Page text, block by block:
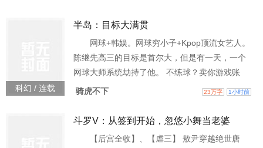
有些不同 “我就是做了道菜而已，怎么就是违规者
好奇道：“你做了道什么菜？”陆离害羞一笑：“爆
炒原始蛊。”在他的身后，碧游村旧址发出一阵轰
鸣声，随后
科幻 / 连载
半岛：目标大满贯
网球+韩娱。网球穷小子+Kpop顶流女艺人。
陈继先高三的目标是首尔大，但是有一天，一个
网球大师系统劫持了他。 不练球？卖你游戏账
号！还不练球？卖你假房子！陈继先只能一边苦
主：裴珠泫、柳智敏、待定……
骑虎不下 23万字 1小时前
斗罗V：从签到开始，忽悠小舞当老婆
【后宫全收】、【虐三】 敖尹穿越绝世唐